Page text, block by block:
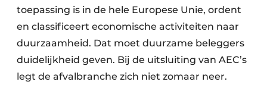
toepassing is in de hele Europese Unie, ordent
en classificeert economische activiteiten naar
duurzaamheid. Dat moet duurzame beleggers
duidelijkheid geven. Bij de uitsluiting van AEC’s
legt de afvalbranche zich niet zomaar neer.